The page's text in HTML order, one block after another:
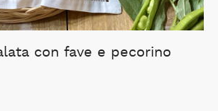
con fave e pecorino